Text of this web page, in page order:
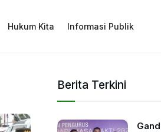
Hukum Kita Informasi Publik
Berita Terkini